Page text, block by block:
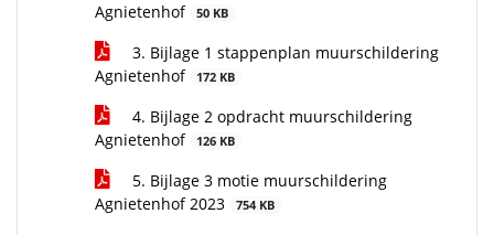
Agnietenhof
50 KB
3. Bijlage 1 stappenplan muurschildering
Agnietenhof
172 KB
4. Bijlage 2 opdracht muurschildering
Agnietenhof
126 KB
5. Bijlage 3 motie muurschildering
Agnietenhof 2023
754 KB